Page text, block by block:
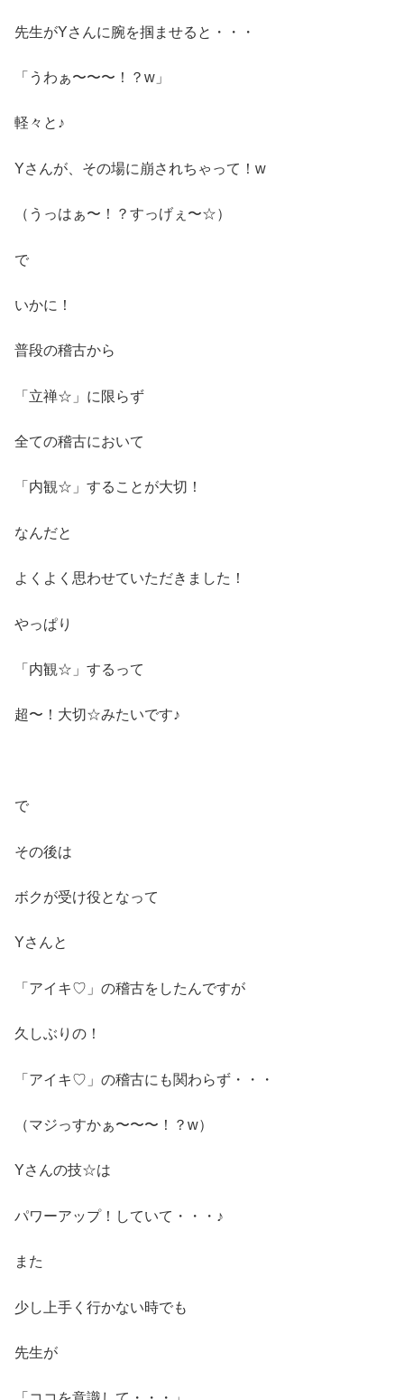
先生がYさんに腕を掴ませると・・・
「うわぁ〜〜〜！？w」
軽々と♪
Yさんが、その場に崩されちゃって！w
（うっはぁ〜！？すっげぇ〜☆）
で
いかに！
普段の稽古から
「立禅☆」に限らず
全ての稽古において
「内観☆」することが大切！
なんだと
よくよく思わせていただきました！
やっぱり
「内観☆」するって
超〜！大切☆みたいです♪
で
その後は
ボクが受け役となって
Yさんと
「アイキ♡」の稽古をしたんですが
久しぶりの！
「アイキ♡」の稽古にも関わらず・・・
（マジっすかぁ〜〜〜！？w）
Yさんの技☆は
パワーアップ！していて・・・♪
また
少し上手く行かない時でも
先生が